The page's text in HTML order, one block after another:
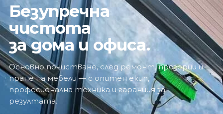
Безупречна
чистота
за дома и офиса.
Основно почистване, след ремонт, прозорци и
пране на мебели — с опитен екип,
професионална техника и гаранция за
резултата.